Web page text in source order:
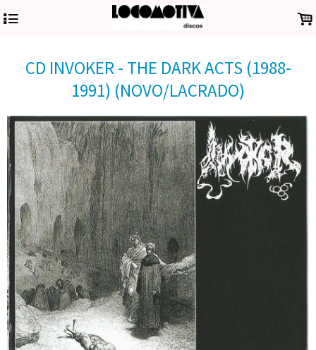
4 .
CD INVOKER - THE DARK ACTS (1988-
1991) (NOVO/LACRADO)